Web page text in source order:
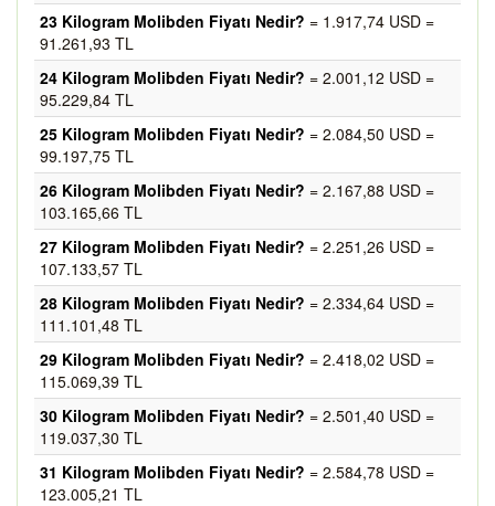
23 Kilogram Molibden Fiyatı Nedir? = 1.917,74 USD =
91.261,93 TL
24 Kilogram Molibden Fiyatı Nedir? = 2.001,12 USD =
95.229,84 TL
25 Kilogram Molibden Fiyatı Nedir? = 2.084,50 USD =
99.197,75 TL
26 Kilogram Molibden Fiyatı Nedir? = 2.167,88 USD =
103.165,66 TL
27 Kilogram Molibden Fiyatı Nedir? = 2.251,26 USD =
107.133,57 TL
28 Kilogram Molibden Fiyatı Nedir? = 2.334,64 USD =
111.101,48 TL
29 Kilogram Molibden Fiyatı Nedir? = 2.418,02 USD =
115.069,39 TL
30 Kilogram Molibden Fiyatı Nedir? = 2.501,40 USD =
119.037,30 TL
31 Kilogram Molibden Fiyatı Nedir? = 2.584,78 USD =
123.005,21 TL